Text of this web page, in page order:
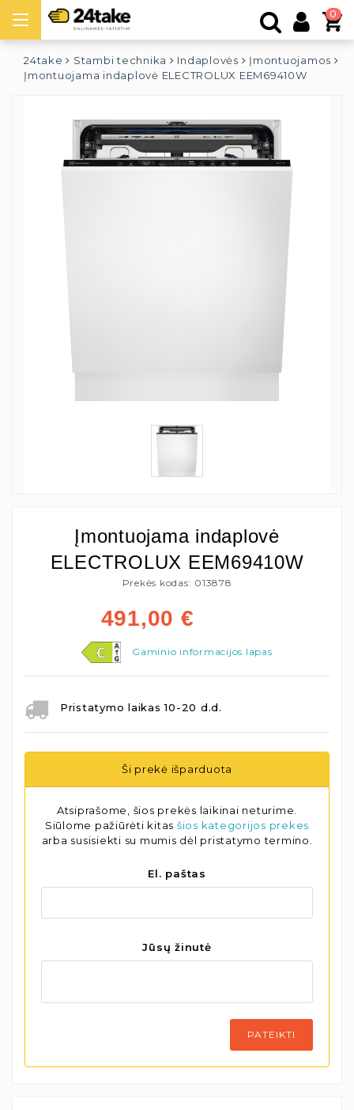
0
24take Stambi technika Indaplovės
Įmontuojamos
Įmontuojama indaplovė ELECTROLUX EEM69410W
Įmontuojama indaplovė
ELECTROLUX EEM69410W
Prekės kodas: 013878
491,00 €
Gaminio informacijos lapas
Pristatymo laikas 10-20 d.d.
Ši prekė išparduota
Atsiprašome, šios prekės laikinai neturime.
Siūlome pažiūrėti kitas šios kategorijos prekes
arba susisiekti su mumis dėl pristatymo termino.
El. paštas
Jūsų žinutė
PATEIKTI